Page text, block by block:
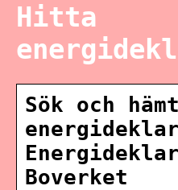
Hitta
Sök och
Boverket